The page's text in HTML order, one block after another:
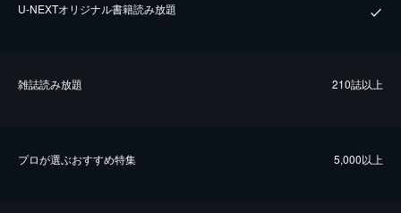
U-NEXTオリジナル書籍読み放題
雑誌読み放題 210誌以上
プロが選ぶおすすめ特集 5,000以上